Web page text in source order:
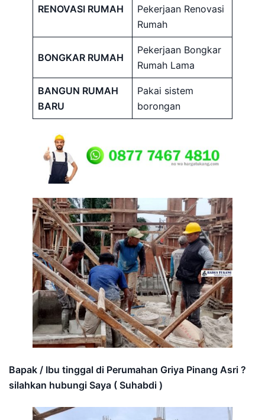
RENOVASI RUMAH
Pekerjaan Renovasi
Rumah
BONGKAR RUMAH
Pekerjaan Bongkar
Rumah Lama
BANGUN RUMAH
BARU
Pakai sistem
borongan
Bapak / Ibu tinggal di Perumahan Griya Pinang Asri ?
silahkan hubungi Saya ( Suhabdi )